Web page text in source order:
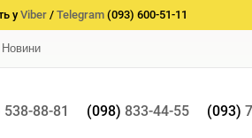
уViber / Telegram (093) 600-51-11
Новини
538-88-81 (098) 833-44-55 (093)